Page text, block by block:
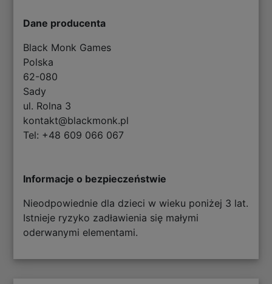
Dane producenta
Black Monk Games
Polska
62-080
Sady
ul. Rolna 3
kontakt@blackmonk.pl
Tel: +48 609 066 067
Informacje o bezpieczeństwie
Nieodpowiednie dla dzieci w wieku poniżej 3 lat.
Istnieje ryzyko zadławienia się małymi
oderwanymi elementami.